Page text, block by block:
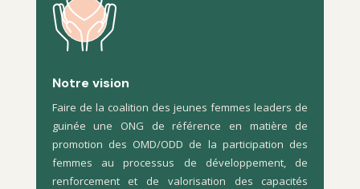
Notre vision
Faire de la coalition des jeunes femmes leaders de
guinée une ONG de référence en matière de
promotion des OMD/ODD de la participation des
femmes au processus de développement, de
renforcement et de valorisation des capacités